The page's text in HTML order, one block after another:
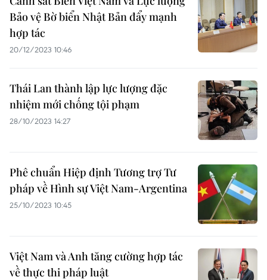
Bảo vệ Bờ biển Nhật Bản đẩy mạnh
hợp tác
20/12/2023 10:46
Thái Lan thành lập lực lượng đặc
nhiệm mới chống tội phạm
28/10/2023 14:27
Phê chuẩn Hiệp định Tương trợ Tư
pháp về Hình sự Việt Nam-Argentina
25/10/2023 10:45
Việt Nam và Anh tăng cường hợp tác
về thực thi pháp luật